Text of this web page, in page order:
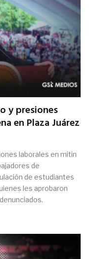
y presiones
en Plaza Juárez
laborales en mitin
de
de estudiantes
les aprobaron